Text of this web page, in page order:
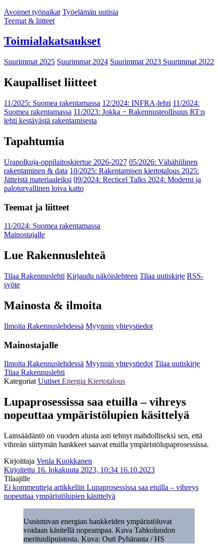
Avoimet työpaikat Työelämän uutisia
Teemat & liitteet
Toimialakatsaukset
Suurimmat 2025 Suurimmat 2024 Suurimmat 2023 Suurimmat 2022
Kaupalliset liitteet
11/2025: Suomea rakentamassa 12/2024: INFRA-lehti 11/2024:
Suomea rakentamassa 11/2023: Jokka − Rakennusteollisuus RT:n
lehti kestävästä rakentamisesta
Tapahtumia
Urapolkuja-oppilaitoskiertue 2026-2027 05/2026: Vähähiilinen
rakentaminen & data 10/2025: Rakentamisen kiertotalous 2025:
Jätteistä materiaaleiksi 09/2024: Recticel Talks 2024: Moderni ja
paloturvallinen loiva katto
Teemat ja liitteet
11/2024: Suomea rakentamassa
Mainostajalle
Lue Rakennuslehteä
Tilaa Rakennuslehti Kirjaudu näköislehteen Tilaa uutiskirje RSS-
syöte
Mainosta & ilmoita
Ilmoita Rakennuslehdessä Myynnin yhteystiedot
Mainostajalle
Ilmoita Rakennuslehdessä Myynnin yhteystiedot Tilaa uutiskirje
Tilaa Rakennuslehti
KategoriatUutisetEnergia Kiertotalous
Lupaprosessissa saa etuilla – vihreys
nopeuttaa ympäristölupien käsittelyä
Lainsäädäntö on vuoden alusta asti tehnyt mahdolliseksi sen, että
vihreän siirtymän hankkeet saavat etuilla ympäristölupaprosessissa.
Kirjoittaja Venla Kuokkanen
Kirjoitettu 16. lokakuuta 2023, 10:34 16.10.2023
Tilaajille
Ei kommentteja artikkeliin Lupaprosessissa saa etuilla – vihreys
nopeuttaa ympäristölupien käsittelyä
Uusiutuvan energian hankkeiden ympäristöluvat
voidaan käsitellä nopeampaa. Kuva Tahkoluodon
merituulipuistosta. Kuva: Outi Pyhäranta / HS